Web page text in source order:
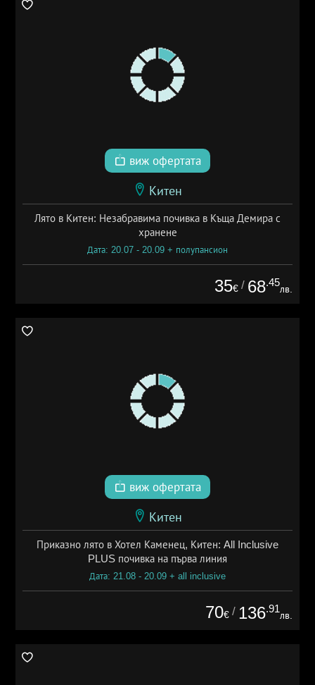
виж офертата
Китен
Лято в Китен: Незабравима почивка в Къща Демира с
хранене
Дата: 20.07 - 20.09 + полупансион
35€ / 68.45
лв.
виж офертата
Китен
Приказно лято в Хотел Каменец, Китен: All Inclusive
PLUS почивка на първа линия
Дата: 21.08 - 20.09 + all inclusive
70€ / 136.91
лв.